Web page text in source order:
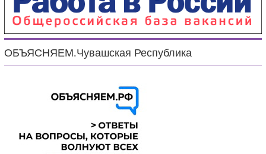
ОБЪЯСНЯЕМ.Чувашская Республика